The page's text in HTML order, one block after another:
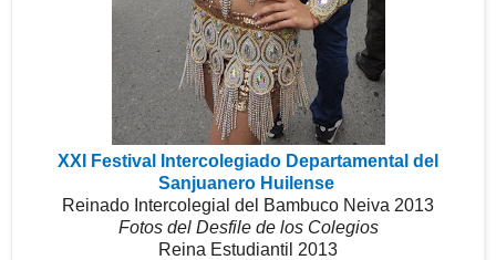
XXI Festival Intercolegiado Departamental del
Sanjuanero Huilense
Reinado Intercolegial del Bambuco Neiva 2013
Fotos del Desfile de los Colegios
Reina Estudiantil 2013